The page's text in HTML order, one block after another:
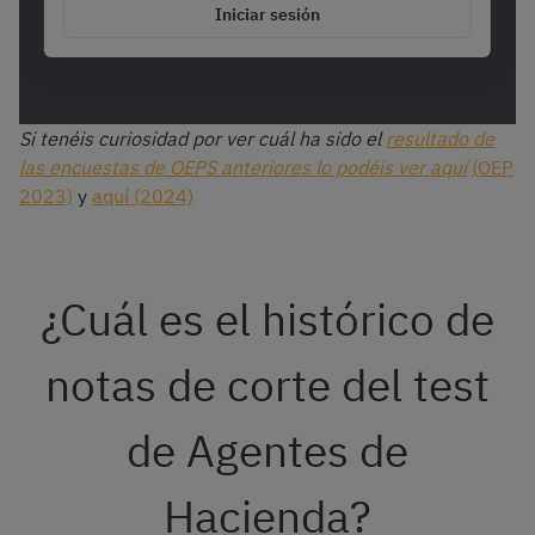
Iniciar sesión
Si tenéis curiosidad por ver cuál ha sido elresultado de
las encuestas de OEPS anteriores lo podéis ver aquí (OEP
2023) y aquí (2024)
¿Cuál es el histórico de
notas de corte del test
de Agentes de
Hacienda?